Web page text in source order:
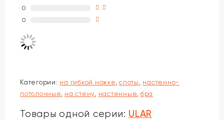
0
0
Категории: на гибкой ножке споты
настенно-
потолочные на стену настенные бра
Товары одной серии: ULAR